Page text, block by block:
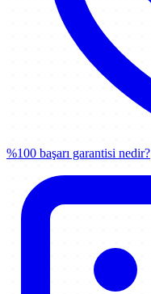
%100 başarı garantisi nedir?